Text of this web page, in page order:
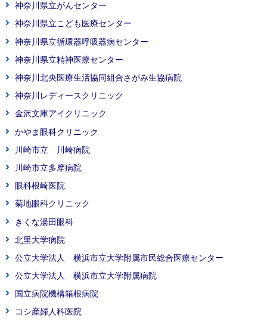
神奈川県立がんセンター
神奈川県立こども医療センター
神奈川県立循環器呼吸器病センター
神奈川県立精神医療センター
神奈川北央医療生活協同組合さがみ生協病院
神奈川レディースクリニック
金沢文庫アイクリニック
かやま眼科クリニック
川崎市立 川崎病院
川崎市立多摩病院
眼科根崎医院
菊地眼科クリニック
きくな湯田眼科
北里大学病院
公立大学法人 横浜市立大学附属市民総合医療センター
公立大学法人 横浜市立大学附属病院
国立病院機構箱根病院
コシ産婦人科医院